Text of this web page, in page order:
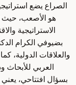
الصراع يضع
هو الأصعب، حيث
الاستراتيجية
بضيوفي الكرام
والعلاقات الدولية،
العربي للأبحاث
بسؤال افتتاحي،